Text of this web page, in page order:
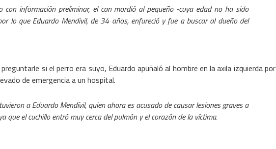
con información preliminar, el can mordió al pequeño -cuya edad no ha sido
lo que Eduardo Mendivil, de 34 años, enfureció y fue a buscar al dueño del
si el perro era suyo, Eduardo apuñaló al hombre en la axila izquierda por
de emergencia a un hospital.
a Eduardo Mendívil, quien ahora es acusado de causar lesiones graves a
que el cuchillo entró muy cerca del pulmón y el corazón de la víctima.